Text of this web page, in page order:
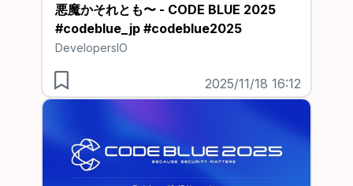
悪魔かそれとも〜 - CODE BLUE 2025
#codeblue_jp #codeblue2025
DevelopersIO
2025/11/18 16:12